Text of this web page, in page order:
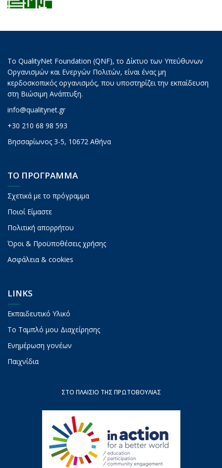
Το QualityNet Foundation (QNF), το Δίκτυο των Υπεύθυνων
Οργανισμών και Ενεργών Πολιτών, είναι ένας μη
κερδοσκοπικός οργανισμός, που υποστηρίζει την εκπαίδευση
στη Βιώσιμη Ανάπτυξη.
info@qualitynet.gr
+30 210 68 98 593
Βησσαρίωνος 3-5, 10672 Αθήνα
ΤΟ ΠΡΟΓΡΑΜΜΑ
Σχετικά με το πρόγραμμα
Ποιοί Είμαστε
Πολιτική απορρήτου
Όροι & Προϋποθέσεις χρήσης
Ασφάλεια & cookies
LINKS
Εκπαιδευτικό Υλικό
To Ταμπλό μου Διαχείρησης
Ενημέρωση γονέων
Παιχνίδια
ΣΤΟ ΠΛΑΊΣΙΟ ΤΗΣ ΠΡΩΤΟΒΟΥΛΊΑΣ